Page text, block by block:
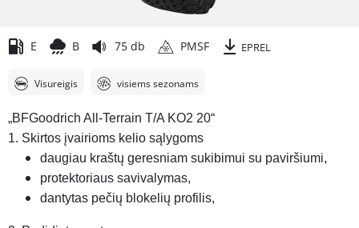
E B 75 db PMSF EPREL
Visureigis visiems sezonams
„BFGoodrich All-Terrain T/A KO2 20“
1. Skirtos įvairioms kelio sąlygoms
daugiau kraštų geresniam sukibimui su paviršiumi,
protektoriaus savivalymas,
dantytas pečių blokelių profilis,